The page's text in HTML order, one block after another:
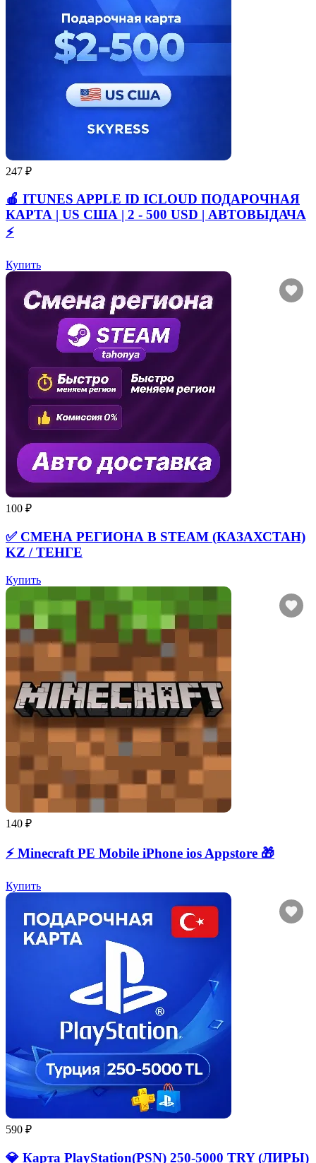
247 ₽
🍎 ITUNES APPLE ID ICLOUD ПОДАРОЧНАЯ
КАРТА | US США | 2 - 500 USD | АВТОВЫДАЧА
⚡️
Купить
100 ₽
✅ СМЕНА РЕГИОНА В STEAM (КАЗАХСТАН)
KZ / ТЕНГЕ
Купить
140 ₽
⚡️ Minecraft PE Mobile iPhone ios Appstore 🎁
Купить
590 ₽
💎 Карта PlayStation(PSN) 250-5000 TRY (ЛИРЫ)